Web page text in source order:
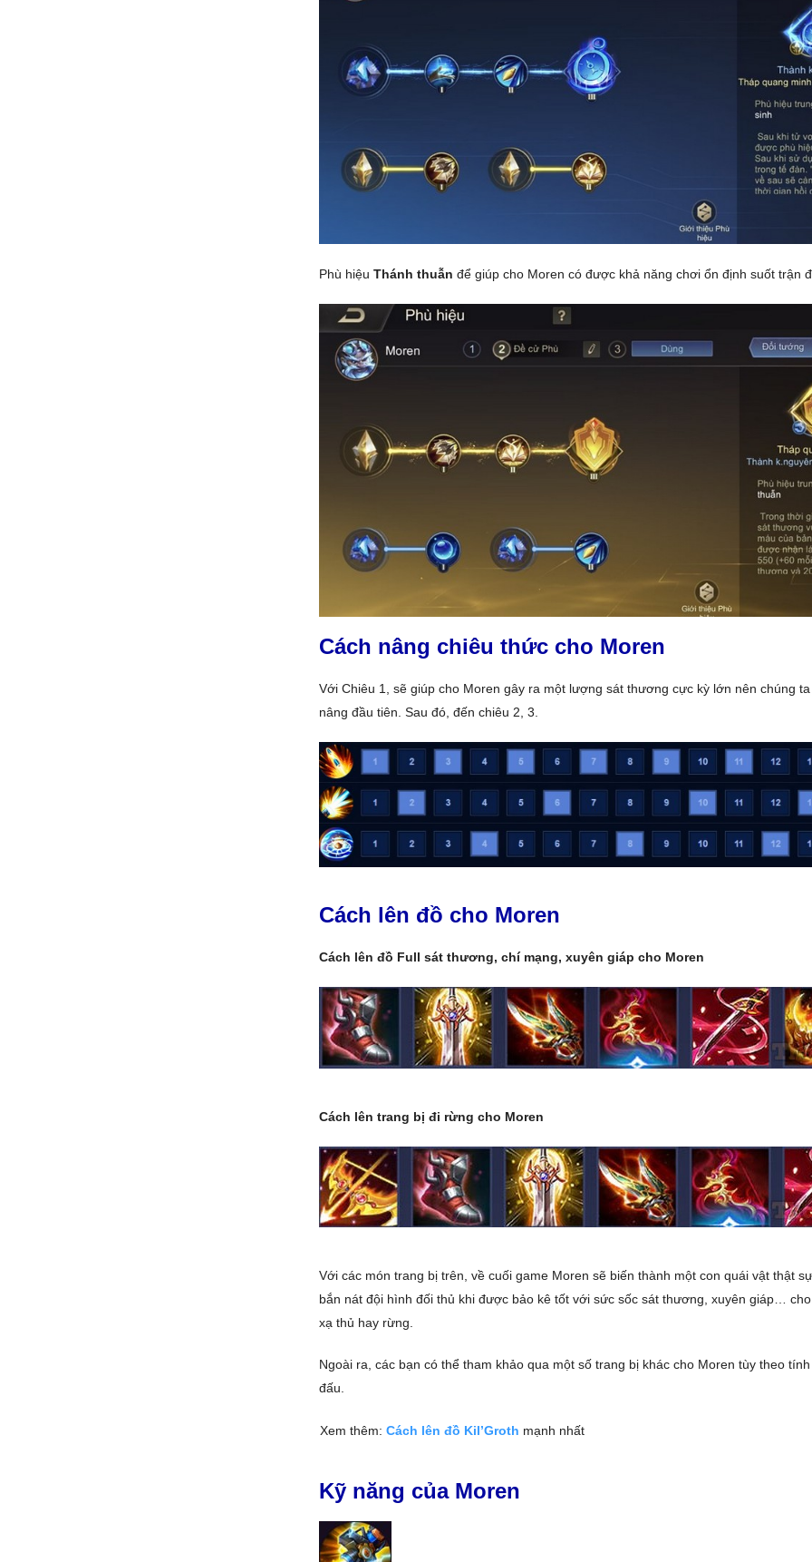
Phù hiệu Thánh thuẫn để giúp cho Moren có được khả năng chơi ổn định suốt trận
Cách nâng chiêu thức cho Moren
Với Chiêu 1, sẽ giúp cho Moren gây ra một lượng sát thương cực kỳ lớn nên chúng
nâng đầu tiên. Sau đó, đến chiêu 2, 3.
Cách lên đồ cho Moren
Cách lên đồ Full sát thương, chí mạng, xuyên giáp cho Moren
Cách lên trang bị đi rừng cho Moren
Với các món trang bị trên, về cuối game Moren sẽ biến thành một con quái vật thật
bắn nát đội hình đối thủ khi được bảo kê tốt với sức sốc sát thương, xuyên giáp…
xạ thủ hay rừng.
Ngoài ra, các bạn có thể tham khảo qua một số trang bị khác cho Moren tùy theo
đấu.
Xem thêm: Cách lên đồ Kil’Groth mạnh nhất
Kỹ năng của Moren